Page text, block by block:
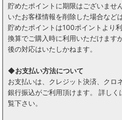
貯めたポイントに期限はございませ
いたお客様情報を削除した場合など
貯めたポイントは100ポイントより
換算でご購入時に利用いただけます
後の対応はいたしかねます。
◆お支払い方法について
お支払いは、クレジット決済、クロ
銀行振込がご利用頂けます。 詳しく
覧下さい。